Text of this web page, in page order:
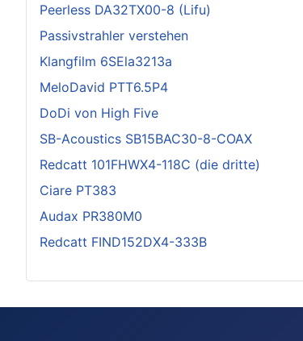
Peerless DA32TX00-8 (Lifu)
Passivstrahler verstehen
Klangfilm 6SEla3213a
MeloDavid PTT6.5P4
DoDi von High Five
SB-Acoustics SB15BAC30-8-COAX
Redcatt 101FHWX4-118C (die dritte)
Ciare PT383
Audax PR380M0
Redcatt FIND152DX4-333B